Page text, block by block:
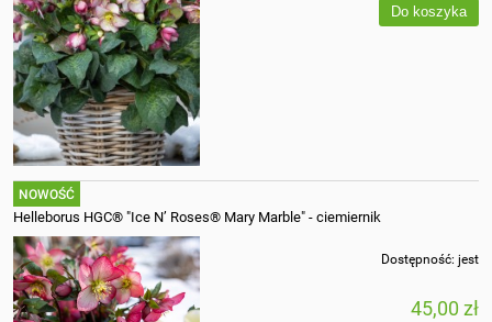
Do koszyka
Helleborus HGC® "Ice N’ Roses® Mary Marble" - ciemiernik
Dostępność: jest
45,00 zł
NOWOŚĆ